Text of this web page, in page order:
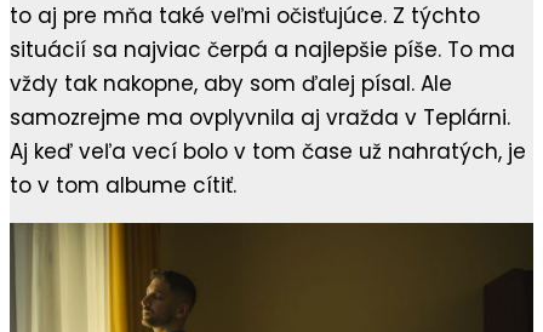
to aj pre mňa také veľmi očisťujúce. Z týchto
situácií sa najviac čerpá a najlepšie píše. To ma
vždy tak nakopne, aby som ďalej písal. Ale
samozrejme ma ovplyvnila aj vražda v Teplárni.
Aj keď veľa vecí bolo v tom čase už nahratých, je
to v tom albume cítiť.